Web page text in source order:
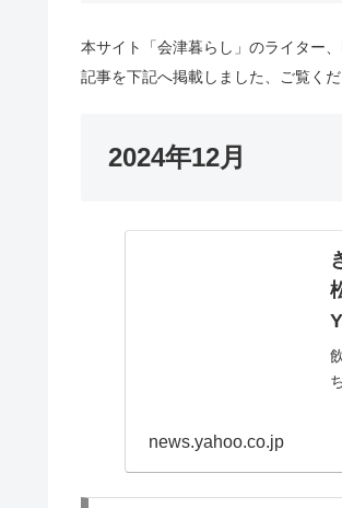
本サイト「会津暮らし」のライター
記事を下記へ掲載しました、ご覧くだ
2024年12月
news.yahoo.co.jp